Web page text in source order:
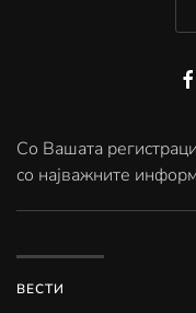
Со Вашата
со најважните
ВЕСТИ